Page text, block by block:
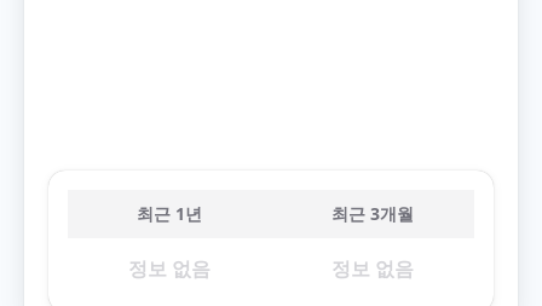
최근 1년 최근 3개월
정보 없음 정보 없음